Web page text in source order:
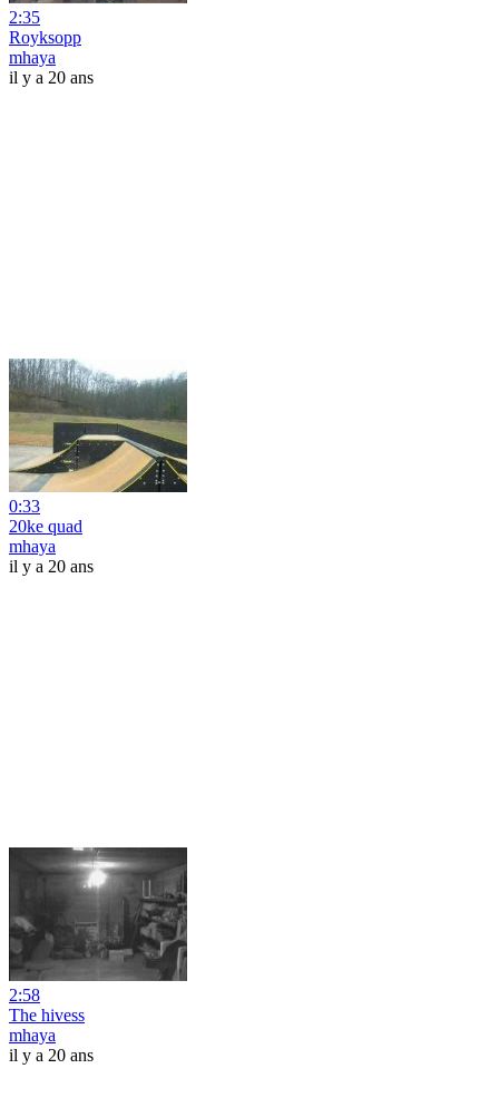
2:35
Royksopp
mhaya
il y a 20 ans
0:33
20ke quad
mhaya
il y a 20 ans
2:58
The hivess
mhaya
il y a 20 ans